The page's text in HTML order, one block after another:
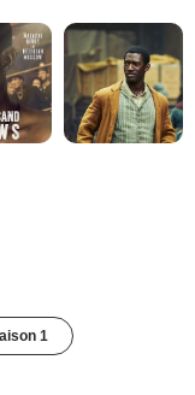
1